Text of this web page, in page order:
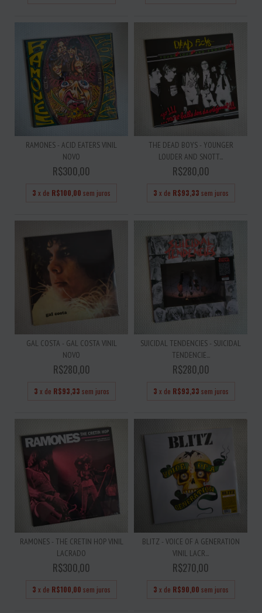
RAMONES - ACID EATERS VINIL
NOVO
R$300,00
3 x de R$100,00 sem juros
THE DEAD BOYS - YOUNGER
LOUDER AND SNOTT...
R$280,00
3 x de R$93,33 sem juros
GAL COSTA - GAL COSTA VINIL
NOVO
R$280,00
3 x de R$93,33 sem juros
SUICIDAL TENDENCIES - SUICIDAL
TENDENCIE...
R$280,00
3 x de R$93,33 sem juros
RAMONES - THE CRETIN HOP VINIL
LACRADO
R$300,00
3 x de R$100,00 sem juros
BLITZ - VOICE OF A GENERATION
VINIL LACR...
R$270,00
3 x de R$90,00 sem juros